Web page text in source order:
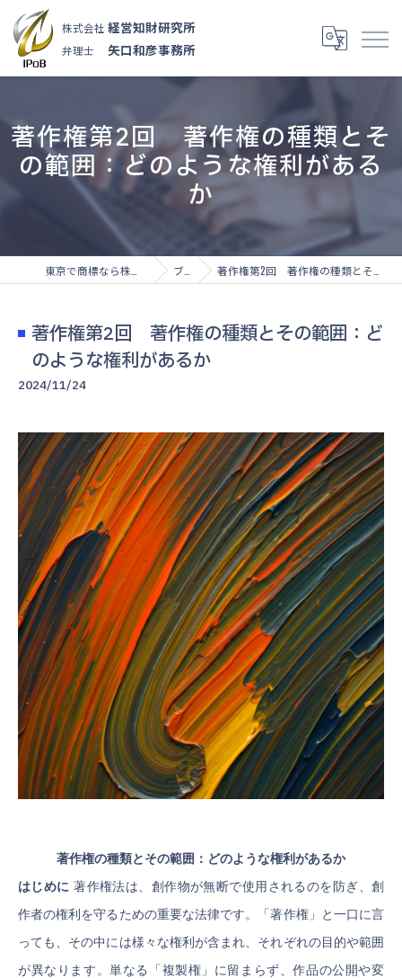
株式会社 経営知財研究所
弁理士 矢口和彦事務所
著作権第2回 著作権の種類とそ
の範囲：どのような権利がある
か
ブログ 著作権第2回 著作権の種類とその範囲：どのような権利があるか
著作権第2回 著作権の種類とその範囲：ど
のような権利があるか
2024/11/24
著作権の種類とその範囲：どのような権利があるか
はじめに 著作権法は、創作物が無断で使用されるのを防ぎ、創
作者の権利を守るための重要な法律です。「著作権」と一口に言
っても、その中には様々な権利が含まれ、それぞれの目的や範囲
が異なります。単なる「複製権」に留まらず、作品の公開や変